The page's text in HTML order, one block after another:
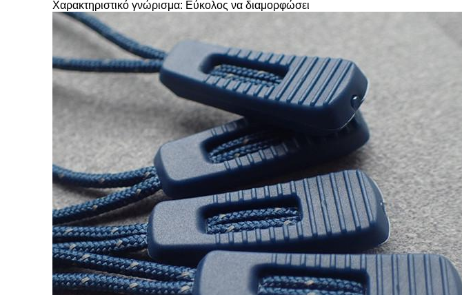
Χαρακτηριστικό γνώρισμα: Εύκολος να διαμορφώσει